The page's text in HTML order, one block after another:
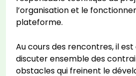
l’organisation et le
plateforme.
Au cours des rencontres, il
discuter ensemble des
obstacles qui freinent le